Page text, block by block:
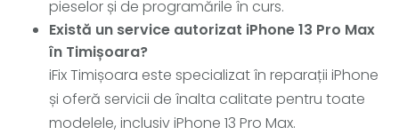
pieselor și de programările în curs.
Există un service autorizat iPhone 13 Pro Max
în Timișoara?
iFix Timișoara este specializat în reparații iPhone
și oferă servicii de înalta calitate pentru toate
modelele, inclusiv iPhone 13 Pro Max.